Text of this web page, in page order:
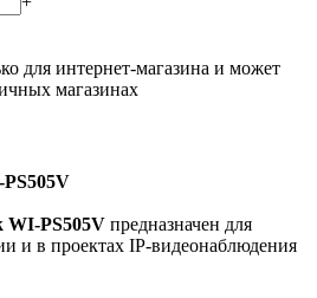
для интернет-магазина и может
магазинах
WI-PS505V предназначен для
и в проектах IP-видеонаблюдения